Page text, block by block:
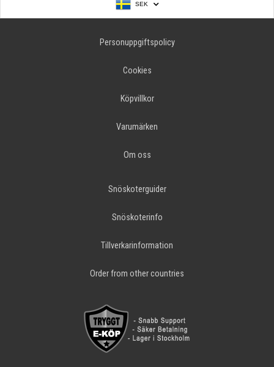
SEK
Personuppgiftspolicy
Cookies
Köpvillkor
Varumärken
Om oss
Snöskoterguider
Snöskoterinfo
Tillverkarinformation
Order from other countries